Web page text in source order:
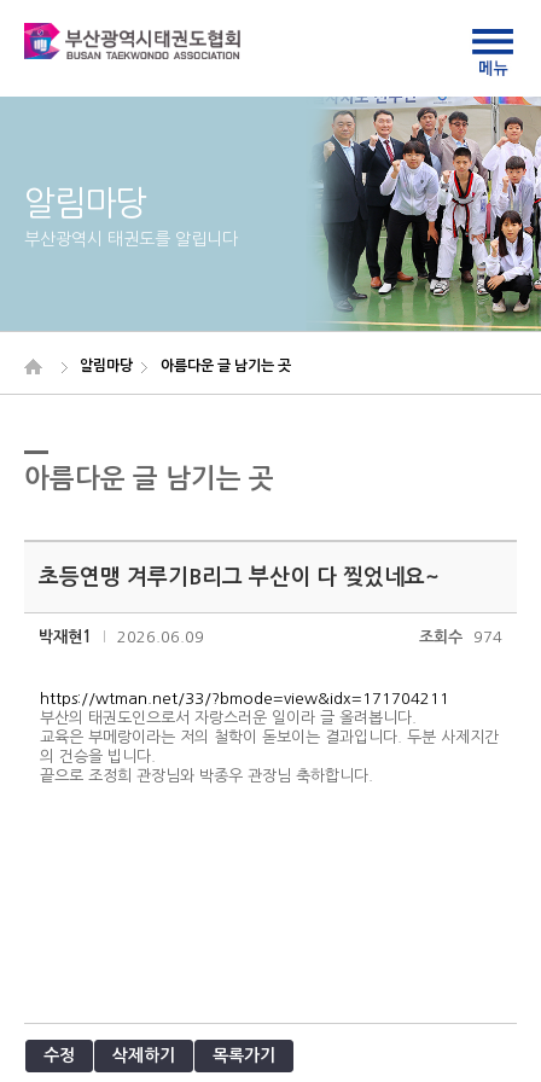
알림마당
부산광역시 태권도를 알립니다
알림마당 아름다운 글 남기는 곳
아름다운 글 남기는 곳
초등연맹 겨루기B리그 부산이 다 찢었네요~
박재현1 2026.06.09 조회수 974
https://wtman.net/33/?bmode=view&idx=171704211
부산의 태권도인으로서 자랑스러운 일이라 글 올려봅니다.
교육은 부메랑이라는 저의 철학이 돋보이는 결과입니다. 두분 사제지간
의 건승을 빕니다.
끝으로 조정희 관장님와 박종우 관장님 축하합니다.
수정 삭제하기 목록가기